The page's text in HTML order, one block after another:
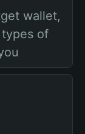
wallet,
of